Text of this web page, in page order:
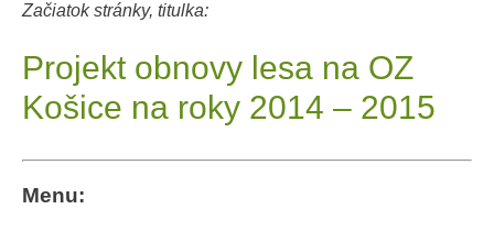
Začiatok stránky, titulka:
Projekt obnovy lesa na OZ
Košice na roky 2014 – 2015
Menu: